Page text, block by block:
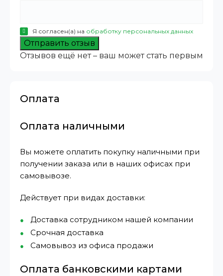
Я согласен(а) на обработку персональных данных
Отправить отзыв
Отзывов ещё нет – ваш может стать первым
Оплата
Оплата наличными
Вы можете оплатить покупку наличными при
получении заказа или в наших офисах при
самовывозе.
Действует при видах доставки:
Доставка сотрудником нашей компании
Срочная доставка
Самовывоз из офиса продажи
Оплата банковскими картами